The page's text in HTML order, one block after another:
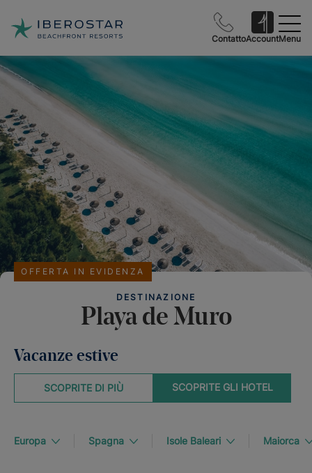
ContattoAccountMenu
DESTINAZIONE
Playa de Muro
OFFERTA IN EVIDENZA
Vacanze estive
SCOPRITE GLI HOTEL
SCOPRITE DI PIÙ
Europa Spagna Isole Baleari Maiorca